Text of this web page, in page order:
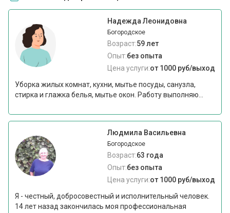
Надежда Леонидовна
Богородское
Возраст:59 лет
Опыт:без опыта
Цена услуги:от 1000 руб/выход
Уборка жилых комнат, кухни, мытье посуды, санузла,
стирка и глажка белья, мытье окон. Работу выполняю...
Людмила Васильевна
Богородское
Возраст:63 года
Опыт:без опыта
Цена услуги:от 1000 руб/выход
Я - честный, добросовестный и исполнительный человек.
14 лет назад закончилась моя профессиональная